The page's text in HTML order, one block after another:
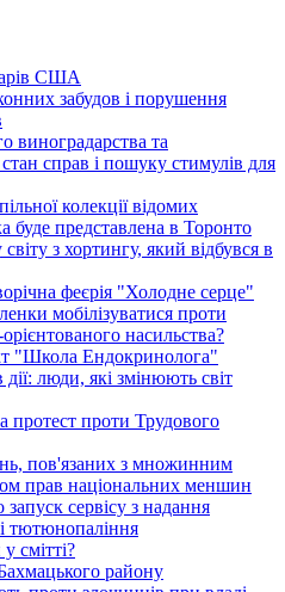
США
забудов і порушення
виноградарства та
справ і пошуку стимулів для
колекції відомих
буде представлена в Торонто
з хортингу, який відбувся в
феєрія "Холодне серце"
мобілізуватися проти
насильства?
"Школа Ендокринолога"
люди, які змінюють світ
протест проти Трудового
пов'язаних з множинним
прав національних меншин
сервісу з надання
тютюнопаління
смітті?
району